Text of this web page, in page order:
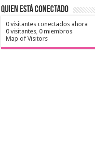
Quien está conectado
0 visitantes conectados ahora
0 visitantes, 0 miembros
Map of Visitors